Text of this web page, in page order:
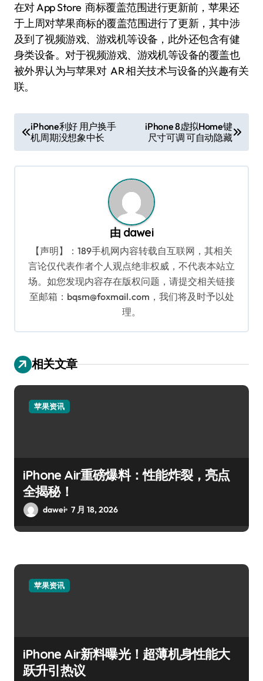
在对 App Store 商标覆盖范围进行更新前，苹果还
于上周对苹果商标的覆盖范围进行了更新，其中涉
及到了视频游戏、游戏机等设备，此外还包含有健
身类设备。对于视频游戏、游戏机等设备的覆盖也
被外界认为与苹果对 AR 相关技术与设备的兴趣有关
联。
章
导
iPhone利好 用户换手
机周期没想象中长
iPhone 8虚拟Home键
尺寸可调 可自动隐藏
由 dawei
【声明】：189手机网内容转载自互联网，其相关
言论仅代表作者个人观点绝非权威，不代表本站立
场。如您发现内容存在版权问题，请提交相关链接
至邮箱：bqsm@foxmail.com，我们将及时予以处
理。
相关文章
苹果资讯
iPhone Air重磅爆料：性能炸裂，亮点
全揭秘！
dawei 7 月 18, 2026
苹果资讯
iPhone Air新料曝光！超薄机身性能大
跃升引热议